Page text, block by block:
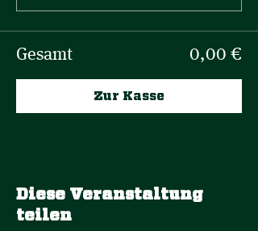
Gesamt 0,00 €
Zur Kasse
Diese Veranstaltung
teilen